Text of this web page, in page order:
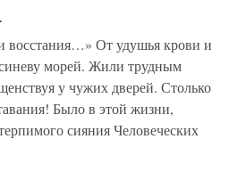
восстания…» От удушья крови и
морей. Жили трудным
у чужих дверей. Столько
Было в этой жизни,
сияния Человеческих